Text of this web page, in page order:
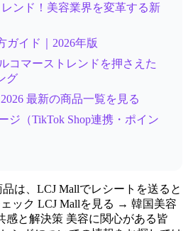
ンド！美容業界を変革する新
イド｜2026年版
コマーストレンドを押さえた
グ
最新の商品一覧を見る
ジ（TikTok Shop連携・ポイン
は、LCJ Mallでレシートを送ると
ック LCJ Mallを見る → 韓国美容
感と解決策 美容に関心がある皆